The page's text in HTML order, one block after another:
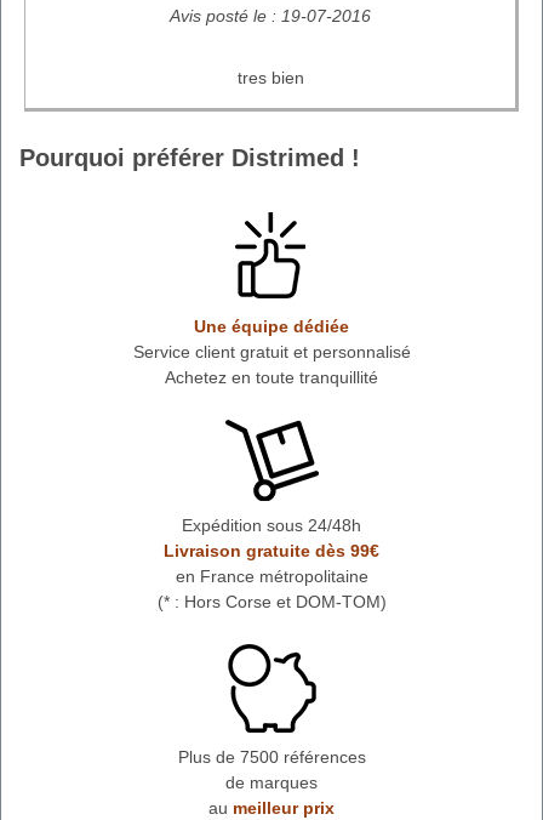
Avis posté le : 19-07-2016
tres bien
Pourquoi préférer Distrimed !
Une équipe dédiée
Service client gratuit et personnalisé
Achetez en toute tranquillité
Expédition sous 24/48h
Livraison gratuite dès 99€
en France métropolitaine
(* : Hors Corse et DOM-TOM)
Plus de 7500 références
de marques
au meilleur prix